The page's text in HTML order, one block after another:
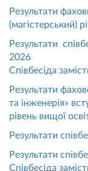
Результати
(магістерський)
Результати
2026
Співбесіда
Результати
та інженерія»
рівень вищої
Результати
Результати
Співбесіда